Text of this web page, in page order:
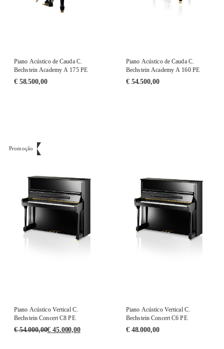
Piano Acústico de Cauda C.
Bechstein Academy A 175 PE
€58.500,00
Piano Acústico de Cauda C.
Bechstein Academy A 160 PE
€54.500,00
Promoção
Piano Acústico Vertical C.
Bechstein Concert C8 PE
€54.000,00€ 45.000,00
Piano Acústico Vertical C.
Bechstein Concert C6 PE
€48.000,00